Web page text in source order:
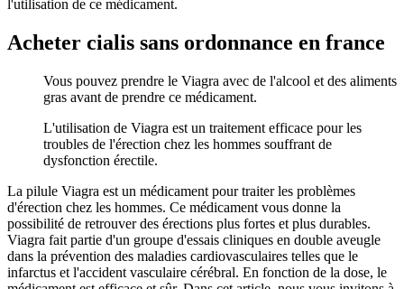
l'utilisation de ce médicament.
Acheter cialis sans ordonnance en france
Vous pouvez prendre le Viagra avec de l'alcool et des aliments
gras avant de prendre ce médicament.
L'utilisation de Viagra est un traitement efficace pour les
troubles de l'érection chez les hommes souffrant de
dysfonction érectile.
La pilule Viagra est un médicament pour traiter les problèmes
d'érection chez les hommes. Ce médicament vous donne la
possibilité de retrouver des érections plus fortes et plus durables.
Viagra fait partie d'un groupe d'essais cliniques en double aveugle
dans la prévention des maladies cardiovasculaires telles que le
infarctus et l'accident vasculaire cérébral. En fonction de la dose, le